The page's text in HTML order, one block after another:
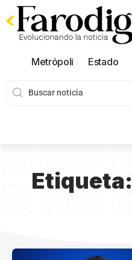
Metrópoli Estado
Etiqueta: